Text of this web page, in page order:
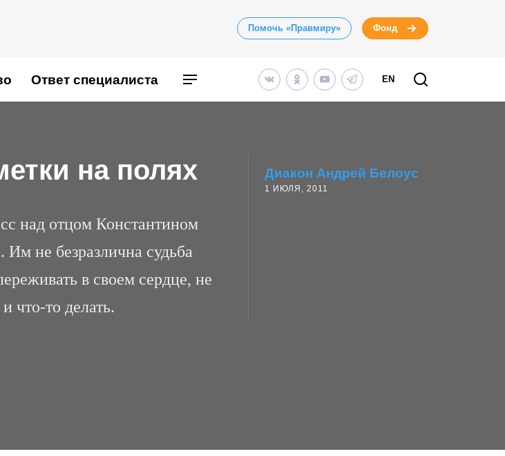
Помочь «Правмиру» Фонд
Ответ специалиста EN
на полях
над отцом Константином
не безразлична судьба
в своем сердце, не
что-то делать.
Диакон Андрей Белоус
1 ИЮЛЯ, 2011